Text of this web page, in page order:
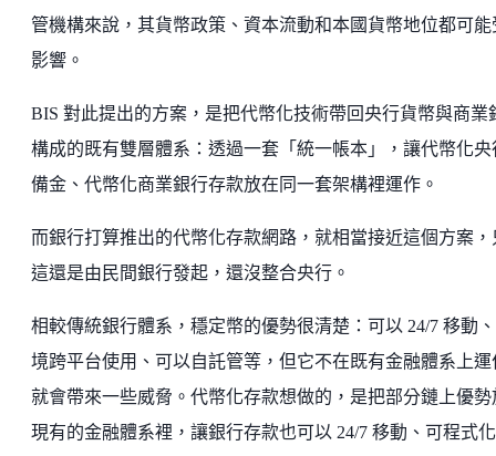
管機構來說，其貨幣政策、資本流動和本國貨幣地位都可能
影響。
BIS 對此提出的方案，是把代幣化技術帶回央行貨幣與商業
構成的既有雙層體系：透過一套「統一帳本」，讓代幣化央
備金、代幣化商業銀行存款放在同一套架構裡運作。
而銀行打算推出的代幣化存款網路，就相當接近這個方案，
這還是由民間銀行發起，還沒整合央行。
相較傳統銀行體系，穩定幣的優勢很清楚：可以 24/7 移動
境跨平台使用、可以自託管等，但它不在既有金融體系上運
就會帶來一些威脅。代幣化存款想做的，是把部分鏈上優勢
現有的金融體系裡，讓銀行存款也可以 24/7 移動、可程式